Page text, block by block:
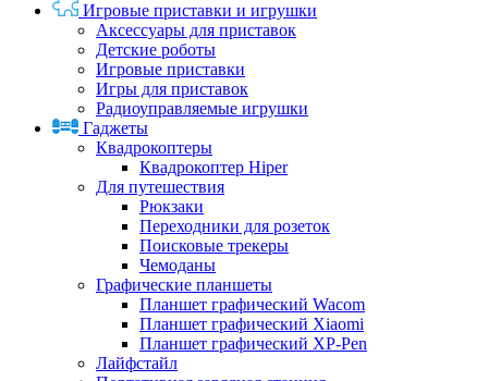
Игровые приставки и игрушки
Аксессуары для приставок
Детские роботы
Игровые приставки
Игры для приставок
Радиоуправляемые игрушки
Гаджеты
Квадрокоптеры
Квадрокоптер Hiper
Для путешествия
Рюкзаки
Переходники для розеток
Поисковые трекеры
Чемоданы
Графические планшеты
Планшет графический Wacom
Планшет графический Xiaomi
Планшет графический XP-Pen
Лайфстайл